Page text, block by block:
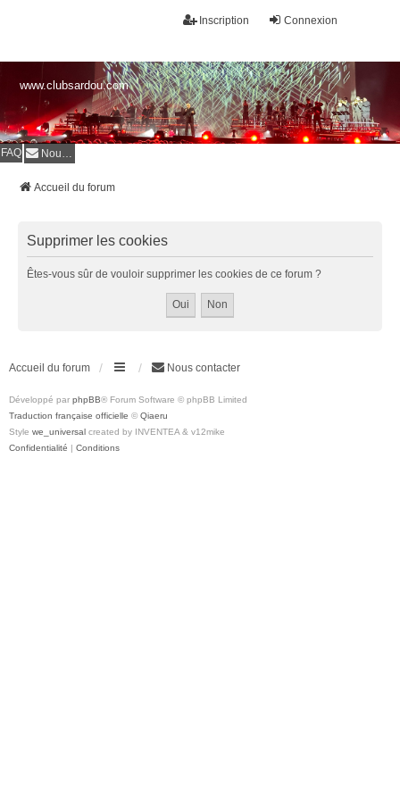
Connexion
Inscription
www.clubsardou.com
FAQ Nous contacter
Accueil du forum
Supprimer les cookies
Êtes-vous sûr de vouloir supprimer les cookies de ce forum ?
Accueil du forum Nous contacter
Développé par phpBB® Forum Software © phpBB Limited
Traduction française officielle © Qiaeru
Style we_universal created by INVENTEA & v12mike
Confidentialité | Conditions